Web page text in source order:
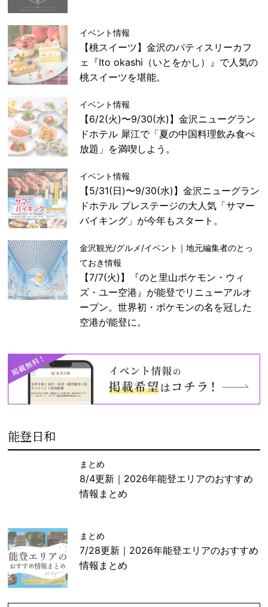
イベント情報
【桃スイーツ】金沢のパティスリーカフ
ェ『Ito okashi（いとをかし）』で人気の
桃スイーツを堪能。
イベント情報
【6/2(火)〜9/30(水)】金沢ニューグラン
ドホテル 犀江で「夏の中国料理飲み食べ
放題」を満喫しよう。
イベント情報
【5/31(日)〜9/30(水)】金沢ニューグラン
ドホテル プレステージの大人気「サマー
バイキング」が今年もスタート。
金沢観光/グルメ/イベント｜地元編集者のとっ
ておき情報
【7/7(火)】『のと里山ポケモン・ウィ
ズ・ユー空港』が能登でリニューアルオ
ープン。世界初・ポケモンの名を冠した
空港が能登に。
能登日和
まとめ
8/4更新｜2026年能登エリアのおすすめ
情報まとめ
まとめ
7/28更新｜2026年能登エリアのおすすめ
情報まとめ